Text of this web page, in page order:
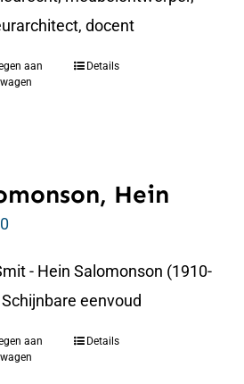
docent
aan
Details
Hein
- Hein Salomonson (1910-
eenvoud
aan
Details